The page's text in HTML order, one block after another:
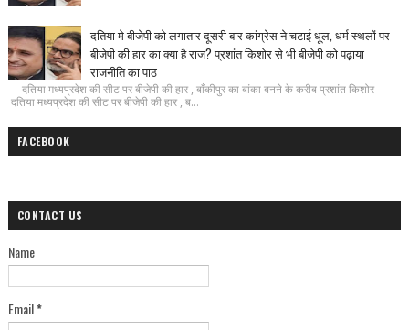
दतिया मे बीजेपी को लगातार दूसरी बार कांग्रेस ने चटाई धूल, धर्म स्थलों पर
बीजेपी की हार का क्या है राज? प्रशांत किशोर से भी बीजेपी को पढ़ाया
राजनीति का पाठ
दतिया मध्यप्रदेश की सीट पर बीजेपी की हार , बाँकीपुर का बांका बनने के करीब प्रशांत किशोर
दतिया मध्यप्रदेश की सीट पर बीजेपी की हार , ब...
FACEBOOK
CONTACT US
Name
Email*